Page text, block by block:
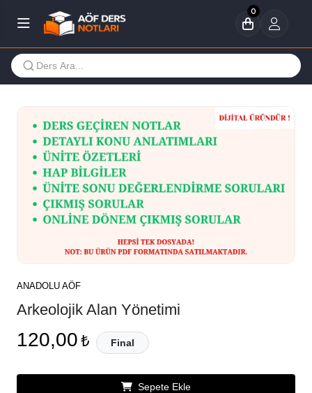
0
ANADOLU AÖF
Arkeolojik Alan Yönetimi
120,00 ₺ Final
Sepete Ekle